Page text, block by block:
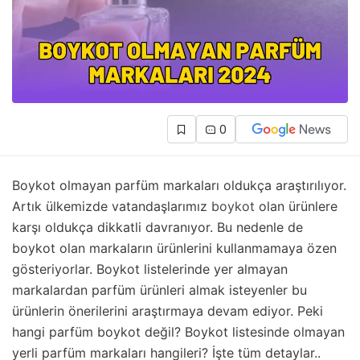
0
Boykot olmayan parfüm markaları oldukça araştırılıyor.
Artık ülkemizde vatandaşlarımız boykot olan ürünlere
karşı oldukça dikkatli davranıyor. Bu nedenle de
boykot olan markaların ürünlerini kullanmamaya özen
gösteriyorlar. Boykot listelerinde yer almayan
markalardan parfüm ürünleri almak isteyenler bu
ürünlerin önerilerini araştırmaya devam ediyor. Peki
hangi parfüm boykot değil? Boykot listesinde olmayan
yerli parfüm markaları hangileri? İşte tüm detaylar..